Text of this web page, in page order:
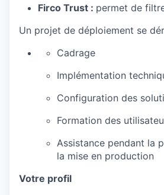
Firco Trust : permet de
Un projet de déploiement se
Cadrage
Implémentation
Configuration des
Formation des
Assistance pendant la
la mise en production
Votre profil